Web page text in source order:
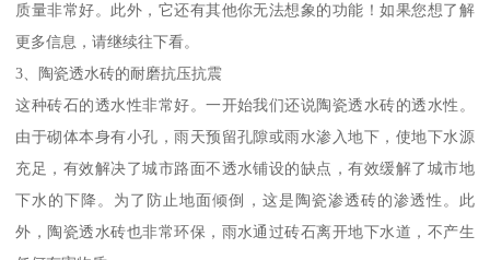
质量非常好。此外，它还有其他你无法想象的功能！如果您想了解
更多信息，请继续往下看。
3、陶瓷透水砖的耐磨抗压抗震
这种砖石的透水性非常好。一开始我们还说陶瓷透水砖的透水性。
由于砌体本身有小孔，雨天预留孔隙或雨水渗入地下，使地下水源
充足，有效解决了城市路面不透水铺设的缺点，有效缓解了城市地
下水的下降。为了防止地面倾倒，这是陶瓷渗透砖的渗透性。此
外，陶瓷透水砖也非常环保，雨水通过砖石离开地下水道，不产生